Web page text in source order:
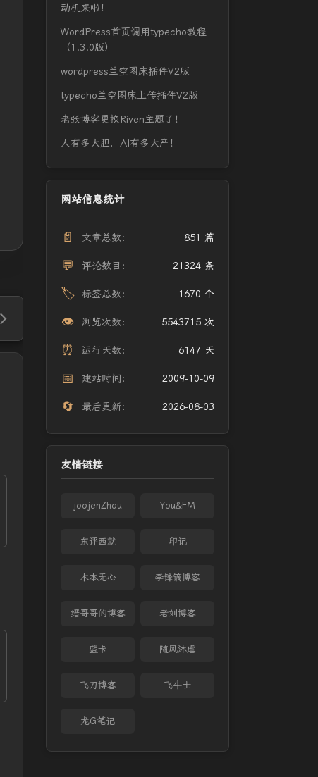
动机来啦！
WordPress首页调用typecho教程
（1.3.0版）
wordpress兰空图床插件V2版
typecho兰空图床上传插件V2版
老张博客更换Riven主题了！
人有多大胆，AI有多大产！
网站信息统计
📄 文章总数： 851 篇
💬 评论数目： 21324 条
🏷️ 标签总数： 1670 个
👁️ 浏览次数： 5543715 次
⏰ 运行天数： 6147 天
📅 建站时间： 2009-10-09
🔄 最后更新： 2026-08-03
友情链接
joojenZhou You&FM
东评西就 印记
木本无心 李锋镝博客
缙哥哥的博客 老刘博客
蓝卡 随风沐虐
飞刀博客 飞牛士
龙G笔记